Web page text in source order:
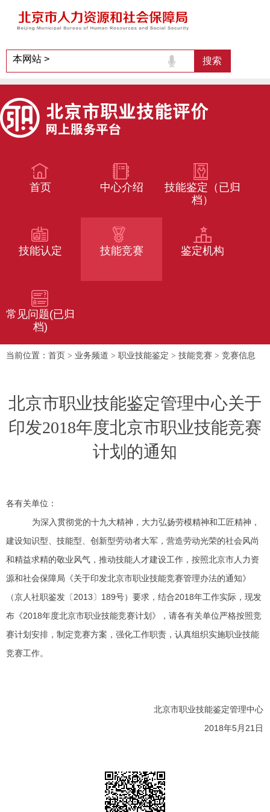
首页 中心介绍
技能鉴定（已归
档）
技能认定 技能竞赛 鉴定机构
常见问题(已归
档)
当前位置： 首页 > 业务频道 > 职业技能鉴定 > 技能竞赛 > 竞赛信息
北京市职业技能鉴定管理中心关于
印发2018年度北京市职业技能竞赛
计划的通知
各有关单位：
为深入贯彻党的十九大精神，大力弘扬劳模精神和工匠精神，
建设知识型、技能型、创新型劳动者大军，营造劳动光荣的社会风尚
和精益求精的敬业风气，推动技能人才建设工作，按照北京市人力资
源和社会保障局《关于印发北京市职业技能竞赛管理办法的通知》
（京人社职鉴发〔2013〕 189号）要求，结合2018年工作实际，现发
布《2018年度北京市职业技能竞赛计划》，请各有关单位严格按照竞
赛计划安排，制定竞赛方案，强化工作职责，认真组织实施职业技能
竞赛工作。
北京市职业技能鉴定管理中心
2018年5月21日